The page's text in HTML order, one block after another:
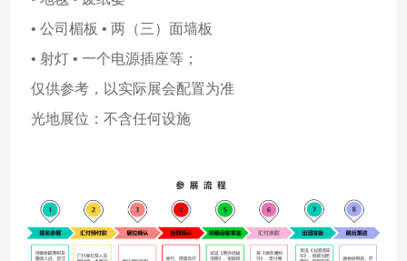
• 公司楣板 • 两（三）面墙板
• 射灯 • 一个电源插座等；
仅供参考，以实际展会配置为准
光地展位：不含任何设施